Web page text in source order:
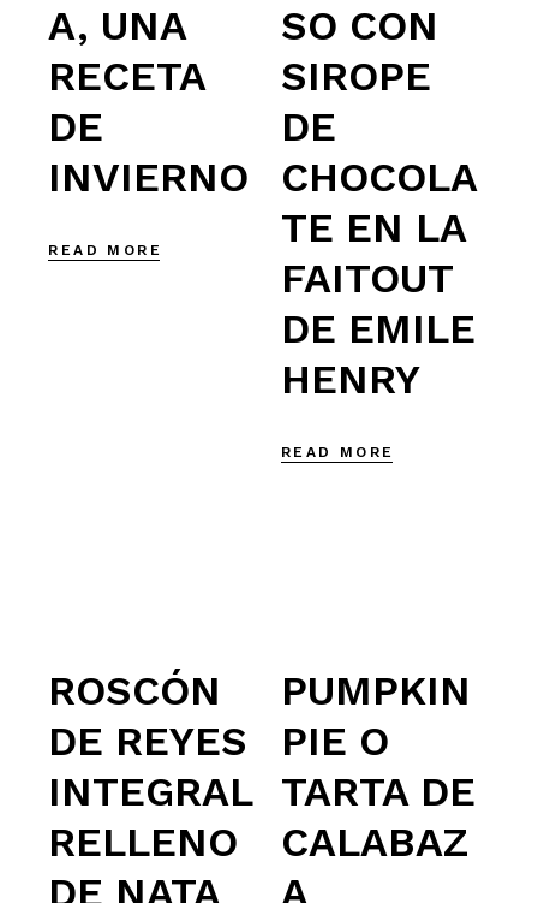
A, UNA
RECETA
DE
INVIERNO
READ MORE
SO CON
SIROPE
DE
CHOCOLA
TE EN LA
FAITOUT
DE EMILE
HENRY
READ MORE
ROSCÓN
DE REYES
INTEGRAL
RELLENO
DE NATA
PUMPKIN
PIE O
TARTA DE
CALABAZ
A